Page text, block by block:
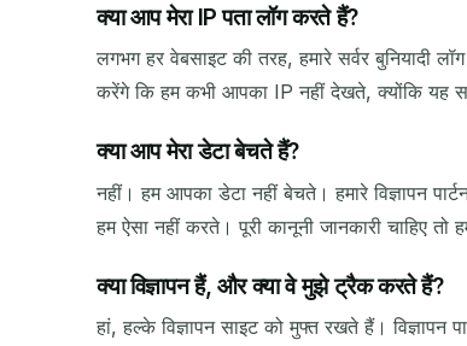
क्या आप मेरा IP पता लॉग करते हैं?
लगभग हर वेबसाइट की तरह, हमारे सर्वर बुनियादी
करेंगे कि हम कभी आपका IP नहीं देखते, क्योंकि यह
क्या आप मेरा डेटा बेचते हैं?
नहीं। हम आपका डेटा नहीं बेचते। हमारे विज्ञापन
हम ऐसा नहीं करते। पूरी कानूनी जानकारी चाहिए तो
क्या विज्ञापन हैं, और क्या वे मुझे ट्रैक करते हैं?
हां, हल्के विज्ञापन साइट को मुफ्त रखते हैं।